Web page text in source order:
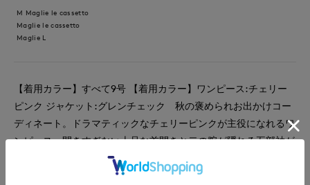
M Maglie le cassetto
Maglie le cassetto
Maglie L
【着用カラー】すべて9号 【着用カラー】ワンピース:チェリー
ピンク ジャケット:グレンチェック 秋の褒められお出かけコー
ディネート。ドラマティックなチェリーピンクが主役になれるワ
ンピース。開きすぎない上品な首開きと二の腕が隠れる五部袖が
大人女子に嬉しいデザイン。高めのウエスト切り替えでスタイル
アップして見えます。ハリと光沢がある素材感できれい見えが叶